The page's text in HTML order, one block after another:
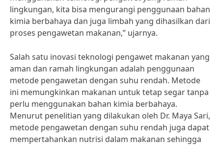
lingkungan, kita bisa mengurangi penggunaan bahan
kimia berbahaya dan juga limbah yang dihasilkan dari
proses pengawetan makanan,” ujarnya.
Salah satu inovasi teknologi pengawet makanan yang
aman dan ramah lingkungan adalah penggunaan
metode pengawetan dengan suhu rendah. Metode
ini memungkinkan makanan untuk tetap segar tanpa
perlu menggunakan bahan kimia berbahaya.
Menurut penelitian yang dilakukan oleh Dr. Maya Sari,
metode pengawetan dengan suhu rendah juga dapat
mempertahankan nutrisi dalam makanan sehingga